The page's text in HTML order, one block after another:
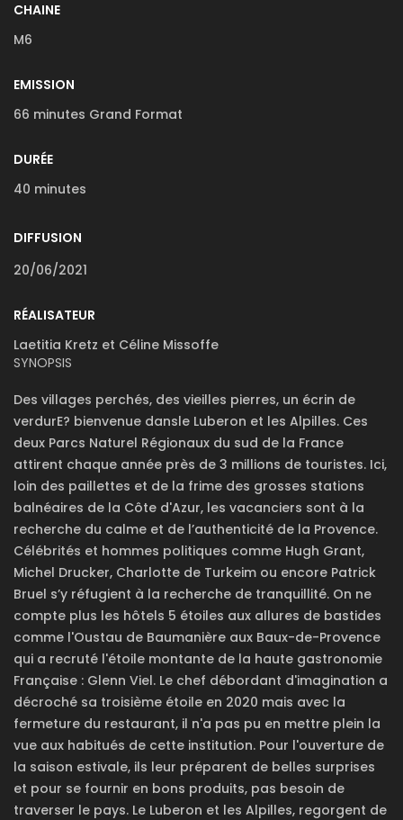
CHAINE
M6
EMISSION
66 minutes Grand Format
DURÉE
40 minutes
DIFFUSION
20/06/2021
RÉALISATEUR
Laetitia Kretz et Céline Missoffe
SYNOPSIS
Des villages perchés, des vieilles pierres, un écrin de
verdurE? bienvenue dansle Luberon et les Alpilles. Ces
deux Parcs Naturel Régionaux du sud de la France
attirent chaque année près de 3 millions de touristes. Ici,
loin des paillettes et de la frime des grosses stations
balnéaires de la Côte d'Azur, les vacanciers sont à la
recherche du calme et de l’authenticité de la Provence.
Célébrités et hommes politiques comme Hugh Grant,
Michel Drucker, Charlotte de Turkeim ou encore Patrick
Bruel s’y réfugient à la recherche de tranquillité. On ne
compte plus les hôtels 5 étoiles aux allures de bastides
comme l'Oustau de Baumanière aux Baux-de-Provence
qui a recruté l'étoile montante de la haute gastronomie
Française : Glenn Viel. Le chef débordant d'imagination a
décroché sa troisième étoile en 2020 mais avec la
fermeture du restaurant, il n'a pas pu en mettre plein la
vue aux habitués de cette institution. Pour l'ouverture de
la saison estivale, ils leur préparent de belles surprises
et pour se fournir en bons produits, pas besoin de
traverser le pays. Le Luberon et les Alpilles, regorgent de